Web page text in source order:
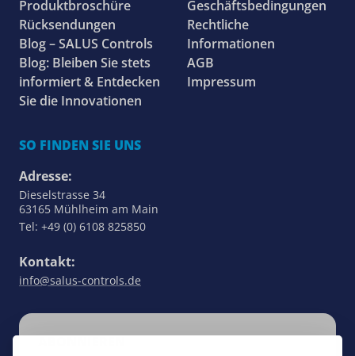
Produktbroschüre
Rücksendungen
Blog – SALUS Controls
Blog: Bleiben Sie stets
informiert & Entdecken
Sie die Innovationen
Geschäftsbedingungen
Rechtliche
Informationen
AGB
Impressum
SO FINDEN SIE UNS
Adresse:
Dieselstrasse 34
63165 Mühlheim am Main
Tel: +49 (0) 6108 825850
Kontakt:
info@salus-controls.de